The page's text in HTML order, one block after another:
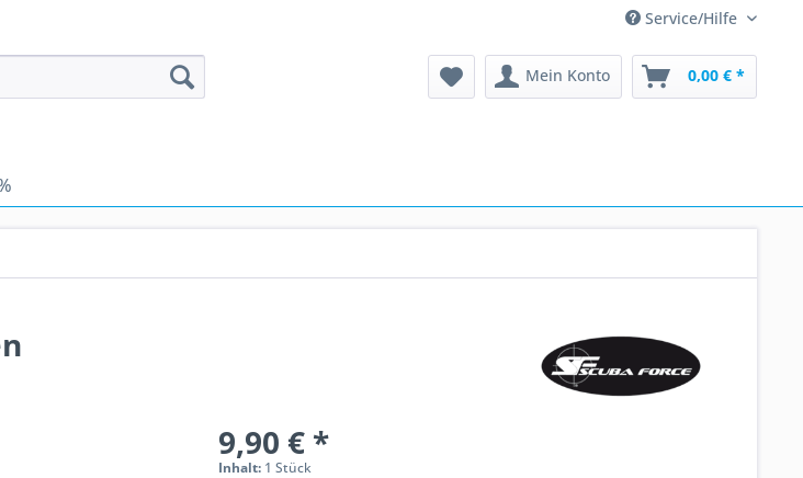
Service/Hilfe
Mein Konto 0,00 € *
9,90 € *
Inhalt: 1 Stück